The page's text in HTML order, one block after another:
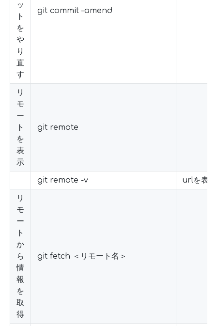
ッ
ト
を
や
り
直
す
git commit –amend
リ
モ
ー
ト
を
表
示
git remote
git remote -v urlを表示
リ
モ
ー
ト
か
ら
情
報
を
取
得
git fetch ＜リモート名＞